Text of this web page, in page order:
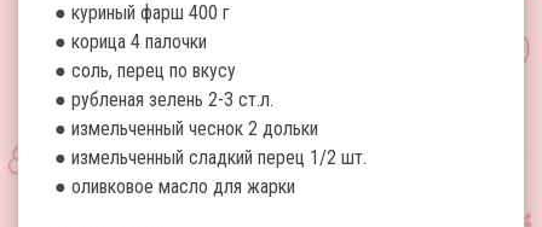
● куриный фарш 400 г
● корица 4 палочки
● соль, перец по вкусу
● рубленая зелень 2-3 ст.л.
● измельченный чеснок 2 дольки
● измельченный сладкий перец 1/2 шт.
● оливковое масло для жарки